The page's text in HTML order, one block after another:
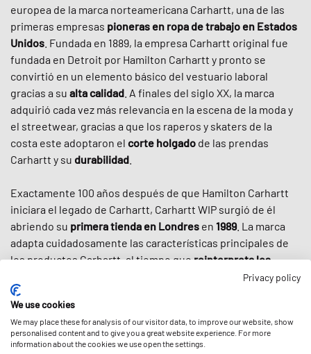
europea de la marca norteamericana Carhartt, una de las
primeras empresas pioneras en ropa de trabajo en Estados
Unidos . Fundada en 1889, la empresa Carhartt original fue
fundada en Detroit por Hamilton Carhartt y pronto se
convirtió en un elemento básico del vestuario laboral
gracias a su alta calidad . A finales del siglo XX, la marca
adquirió cada vez más relevancia en la escena de la moda y
el streetwear, gracias a que los raperos y skaters de la
costa este adoptaron el corte holgado de las prendas
Carhartt y su durabilidad
Exactamente 100 años después de que Hamilton Carhartt
iniciara el legado de Carhartt, Carhartt WIP surgió de él
abriendo su primera tienda en Londres en 1989. La marca
adapta cuidadosamente las características principales de
los productos Carhartt, al tiempo quereinterpreta los
para los aficionados al streetwear que
valoran el diseño refinado y la calidad. Gracias a una cierta
robustez, a una paleta de colores atemporal y a
colaboraciones bien elegidascon marcas como New
Balance o Converse, la ropa de Carhartt WIP es hoy en día
Privacy policy
We use cookies
We may place these for analysis of our visitor data, to improve our website, show
personalised content and to give you a great website experience. For more
information about the cookies we use open the settings.